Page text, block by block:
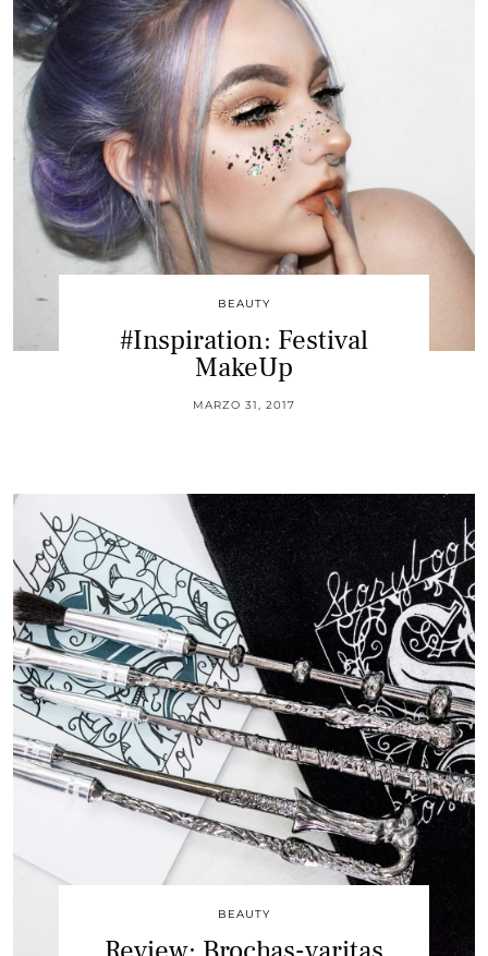
BEAUTY
#Inspiration: Festival
MakeUp
MARZO 31, 2017
BEAUTY